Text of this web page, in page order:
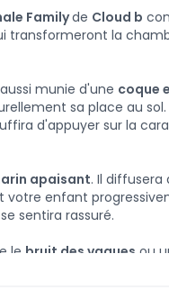
Familyde Cloud b
transformeront la
munie d'une coque
sa place au
d'appuyer sur la
apaisant. Il diffusera
enfant
sentira rassuré.
le bruit des vagues ou